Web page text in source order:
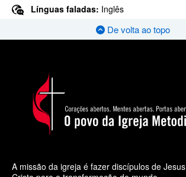
Línguas faladas: Inglês
De volta ao topo
A missão da igreja é fazer discípulos de Jesus